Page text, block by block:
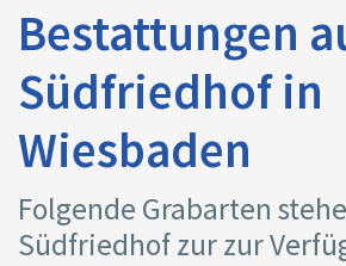
Bestattungen
Südfriedhof in
Wiesbaden
Folgende Grabarten
Südfriedhof zur zur